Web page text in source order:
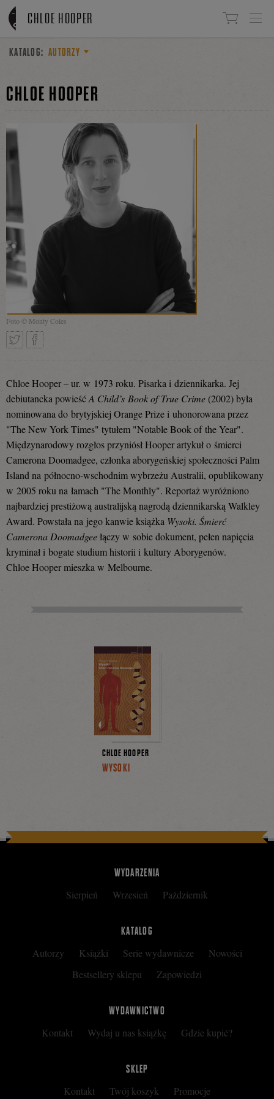
Linki do przejścia
CHLOE HOOPER
KATALOG: AUTORZY
CHLOE HOOPER
Foto © Monty Coles
się
na
Facebooku
Chloe Hooper – ur. w 1973 roku. Pisarka i dziennikarka. Jej
debiutancka powieśćA Child’s Book of True Crime (2002) była
nominowana do brytyjskiej Orange Prize i uhonorowana przez
"The New York Times" tytułem "Notable Book of the Year".
Międzynarodowy rozgłos przyniósł Hooper artykuł o śmierci
Camerona Doomadgee, członka aborygeńskiej społeczności Palm
Island na północno-wschodnim wybrzeżu Australii, opublikowany
w 2005 roku na łamach "The Monthly". Reportaż wyróżniono
najbardziej prestiżową australijską nagrodą dziennikarską Walkley
Award. Powstała na jego kanwie książka Wysoki. Śmierć
Camerona Doomadgeełączy w sobie dokument, pełen napięcia
kryminał i bogate studium historii i kultury Aborygenów.
Chloe Hooper mieszka w Melbourne.
CHLOE HOOPER
WYSOKI
WYDARZENIA
Sierpień Wrzesień Październik
KATALOG
Autorzy Książki Serie wydawnicze
Nowości
Bestsellery sklepu
Zapowiedzi
WYDAWNICTWO
Kontakt Wydaj u nas książkę Gdzie kupić?
SKLEP
Kontakt Twój koszyk Promocje